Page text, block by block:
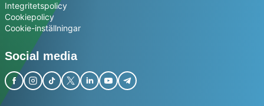
Integritetspolicy
Cookiepolicy
Cookie-inställningar
Social media